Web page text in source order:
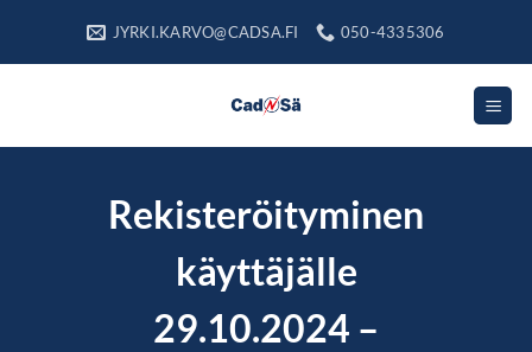
JYRKI.KARVO@CADSA.FI 050-4335306
Rekisteröityminen
käyttäjälle
29.10.2024 –